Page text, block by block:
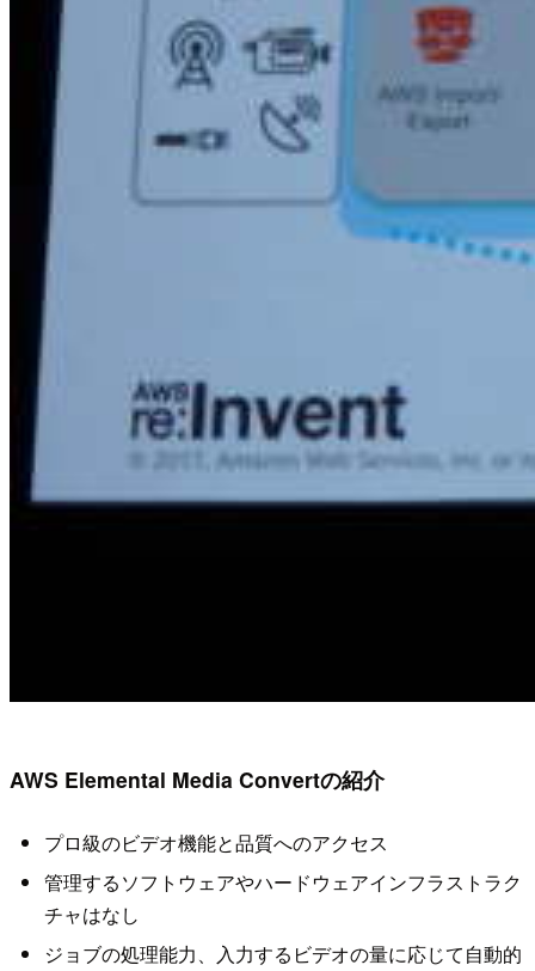
AWS Elemental Media Convertの紹介
プロ級のビデオ機能と品質へのアクセス
管理するソフトウェアやハードウェアインフラストラク
チャはなし
ジョブの処理能力、入力するビデオの量に応じて自動的